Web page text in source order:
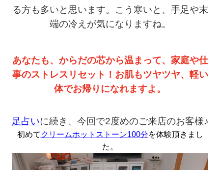
る方も多いと思います。
こう寒いと、手足や末
端の冷えが気になりますね。
あなたも、からだの芯から温まって、 家庭や仕
事のストレスリセット！ お肌もツヤツヤ、軽い
体でお帰りになれますよ。
足占いに続き、今回で2度めのご来店のお客様♪
初めて クリームホットストーン100分を体験頂きまし
た。